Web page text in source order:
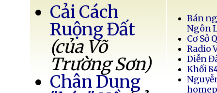
Cải Cách
Ruộng Đất
(của Võ
Trường Sơn)
Chân Dung
Bán
Ngôn
Cơ Sở
Radio
Diễn
Khối